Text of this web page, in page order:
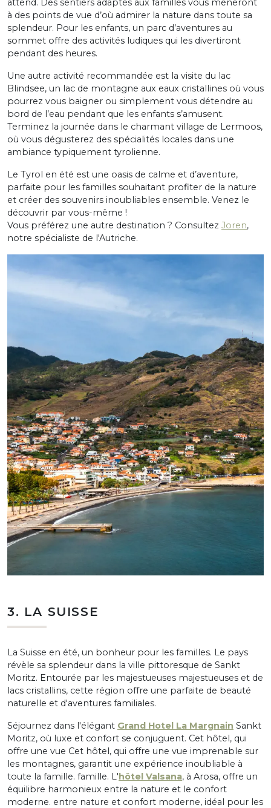
attend. Des sentiers adaptés aux familles vous mèneront
à des points de vue d’où admirer la nature dans toute sa
splendeur. Pour les enfants, un parc d’aventures au
sommet offre des activités ludiques qui les divertiront
pendant des heures.
Une autre activité recommandée est la visite du lac
Blindsee, un lac de montagne aux eaux cristallines où vous
pourrez vous baigner ou simplement vous détendre au
bord de l’eau pendant que les enfants s’amusent.
Terminez la journée dans le charmant village de Lermoos,
où vous dégusterez des spécialités locales dans une
ambiance typiquement tyrolienne.
Le Tyrol en été est une oasis de calme et d’aventure,
parfaite pour les familles souhaitant profiter de la nature
et créer des souvenirs inoubliables ensemble. Venez le
découvrir par vous-même !
Vous préférez une autre destination ? Consultez Joren,
notre spécialiste de l'Autriche.
3. LA SUISSE
La Suisse en été, un bonheur pour les familles. Le pays
révèle sa splendeur dans la ville pittoresque de Sankt
Moritz. Entourée par les majestueuses majestueuses et de
lacs cristallins, cette région offre une parfaite de beauté
naturelle et d'aventures familiales.
Séjournez dans l'élégant Grand Hotel La Margnain Sankt
Moritz, où luxe et confort se conjuguent. Cet hôtel, qui
offre une vue Cet hôtel, qui offre une vue imprenable sur
les montagnes, garantit une expérience inoubliable à
toute la famille. famille. L'hôtel Valsana, à Arosa, offre un
équilibre harmonieux entre la nature et le confort
moderne. entre nature et confort moderne, idéal pour les